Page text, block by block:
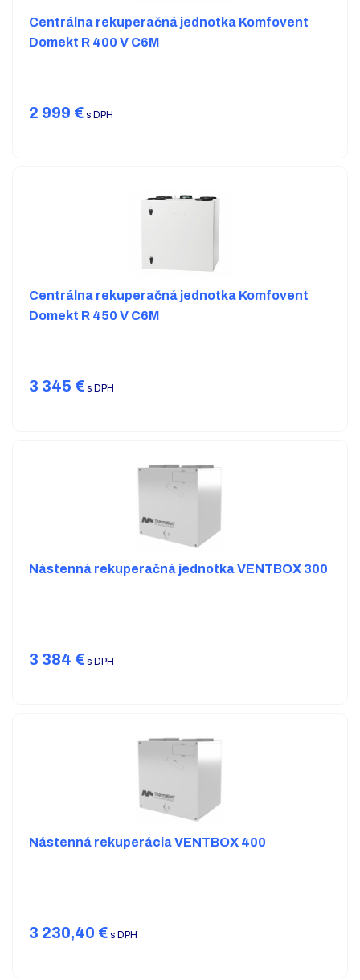
Centrálna rekuperačná jednotka Komfovent
Domekt R 400 V C6M
2 999 € s DPH
Centrálna rekuperačná jednotka Komfovent
Domekt R 450 V C6M
3 345 € s DPH
Nástenná rekuperačná jednotka VENTBOX 300
3 384 € s DPH
Nástenná rekuperácia VENTBOX 400
3 230,40 € s DPH